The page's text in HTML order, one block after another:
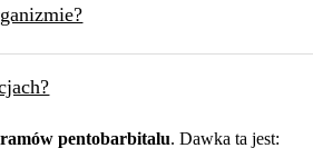
pentobarbitalu. Dawka ta jest: